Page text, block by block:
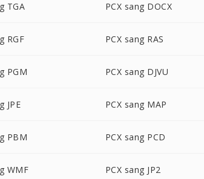
TGA PCX sang DOCX
RGF PCX sang RAS
PGM PCX sang DJVU
JPE PCX sang MAP
PBM PCX sang PCD
WMF PCX sang JP2